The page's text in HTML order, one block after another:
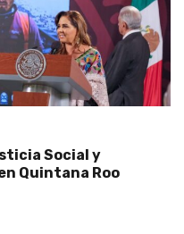
Social y
Quintana Roo